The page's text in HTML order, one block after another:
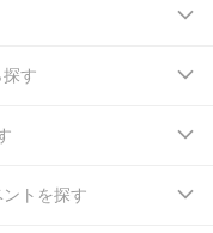
す
トを探す